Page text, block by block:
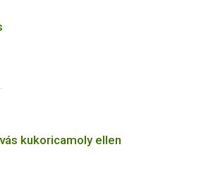
kukoricamoly ellen